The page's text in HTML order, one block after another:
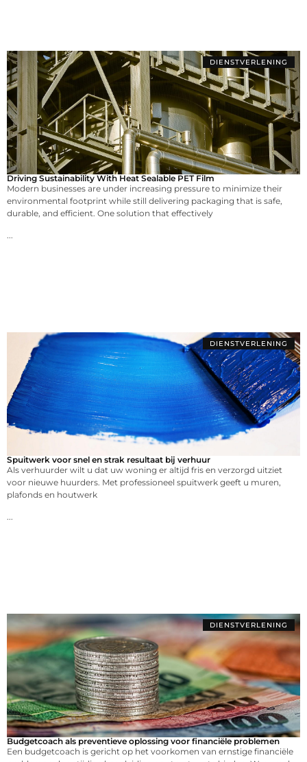
DIENSTVERLENING
Driving Sustainability With Heat Sealable PET Film
Modern businesses are under increasing pressure to minimize their
environmental footprint while still delivering packaging that is safe,
durable, and efficient. One solution that effectively
...
DIENSTVERLENING
Spuitwerk voor snel en strak resultaat bij verhuur
Als verhuurder wilt u dat uw woning er altijd fris en verzorgd uitziet
voor nieuwe huurders. Met professioneel spuitwerk geeft u muren,
plafonds en houtwerk
...
DIENSTVERLENING
Budgetcoach als preventieve oplossing voor financiële problemen
Een budgetcoach is gericht op het voorkomen van ernstige financiële